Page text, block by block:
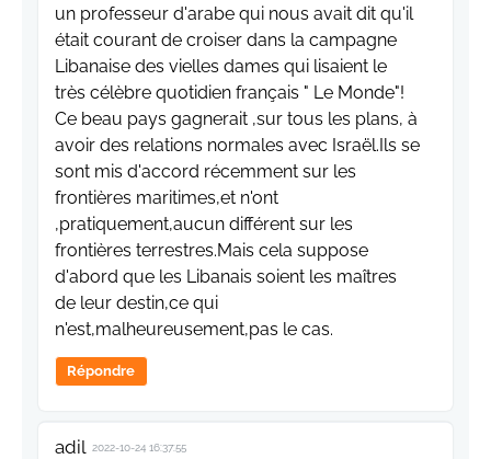
un professeur d'arabe qui nous avait dit qu'il
était courant de croiser dans la campagne
Libanaise des vielles dames qui lisaient le
très célèbre quotidien français " Le Monde"!
Ce beau pays gagnerait ,sur tous les plans, à
avoir des relations normales avec Israël.Ils se
sont mis d'accord récemment sur les
frontières maritimes,et n'ont
,pratiquement,aucun différent sur les
frontières terrestres.Mais cela suppose
d'abord que les Libanais soient les maîtres
de leur destin,ce qui
n'est,malheureusement,pas le cas.
Répondre
adil 2022-10-24 16:37:55